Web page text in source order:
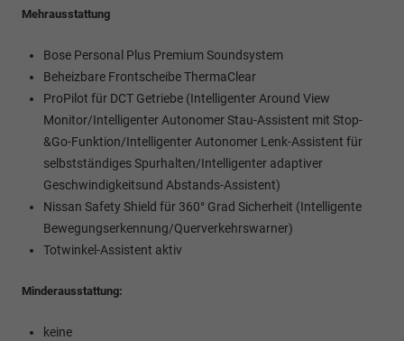
Mehrausstattung
Bose Personal Plus Premium Soundsystem
Beheizbare Frontscheibe ThermaClear
ProPilot für DCT Getriebe (Intelligenter Around View
Monitor/Intelligenter Autonomer Stau-Assistent mit Stop-
&Go-Funktion/Intelligenter Autonomer Lenk-Assistent für
selbstständiges Spurhalten/Intelligenter adaptiver
Geschwindigkeitsund Abstands-Assistent)
Nissan Safety Shield für 360° Grad Sicherheit (Intelligente
Bewegungserkennung/Querverkehrswarner)
Totwinkel-Assistent aktiv
Minderausstattung:
keine